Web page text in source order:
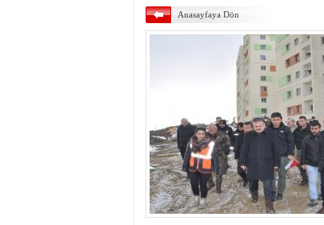
17:37- Başkan
17:35 -
17:32 - Dağcı
17:30-
17:27-
19:22 -
19:19- CHP
- Cennet
19:13 - Bakan
19:10 -
19:08- Bakan
Anasayfaya Dön